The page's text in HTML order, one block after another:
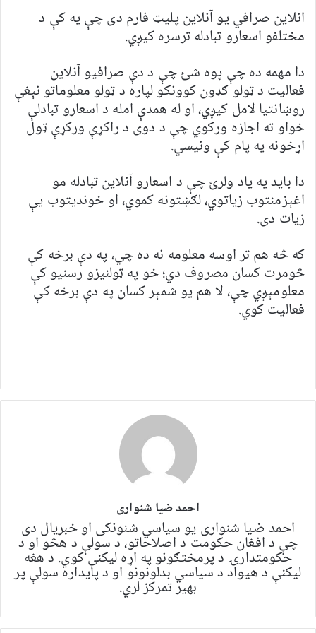
انلاین صرافي یو آنلاین پلیټ فارم دی چې په کې د
مختلفو اسعارو تبادله ترسره کیږي.
دا مهمه ده چې پوه شئ چې د دې صرافیو آنلاین
فعالیت د ټولو ګډون کوونکو لپاره د ټولو معلوماتو نېغې
روښانتیا لامل کیږي، او له همدې امله د اسعارو تبادلې
خواو ته اجازه ورکوي چې د دوی د راکړې ورکړې ټول
اړخونه په پام کې ونیسي.
دا باید په یاد ولرئ چې د اسعارو آنلاین تبادله مو
اغېزمنتوب زیاتوي، لګښتونه کموي، او خوندیتوب یې
زیات دی.
که څه هم تر اوسه معلومه نه ده چي، په دې برخه کې
څومرت کسان مصروف دي؛ خو په ټولنیزو رسنیو کې
معلومېږي چې، لا هم یو شمېر کسان په دې برخه کې
فعالیت کوي.
احمد ضیا شنواری
احمد ضیا شنواری یو سياسي شنونکی او خبریال دی
چې د افغان حکومت د اصلاحاتو، د سولې د هڅو او د
حکومتدارۍ د پرمختګونو په اړه لیکنې کوي. د هغه
لیکنې د هیواد د سیاسي بدلونونو او د پایداره سولې پر
بهیر تمرکز لري.